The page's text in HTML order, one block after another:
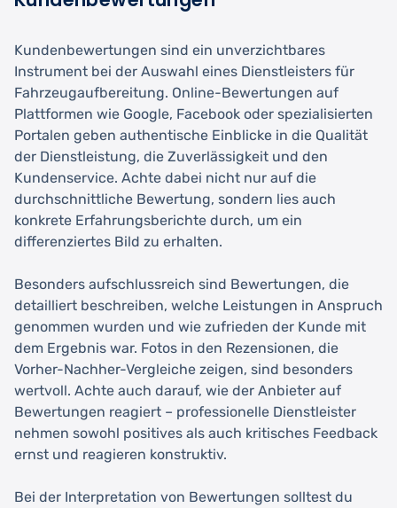
Kundenbewertungen sind ein unverzichtbares
Instrument bei der Auswahl eines Dienstleisters für
Fahrzeugaufbereitung. Online-Bewertungen auf
Plattformen wie Google, Facebook oder spezialisierten
Portalen geben authentische Einblicke in die Qualität
der Dienstleistung, die Zuverlässigkeit und den
Kundenservice. Achte dabei nicht nur auf die
durchschnittliche Bewertung, sondern lies auch
konkrete Erfahrungsberichte durch, um ein
differenziertes Bild zu erhalten.
Besonders aufschlussreich sind Bewertungen, die
detailliert beschreiben, welche Leistungen in Anspruch
genommen wurden und wie zufrieden der Kunde mit
dem Ergebnis war. Fotos in den Rezensionen, die
Vorher-Nachher-Vergleiche zeigen, sind besonders
wertvoll. Achte auch darauf, wie der Anbieter auf
Bewertungen reagiert – professionelle Dienstleister
nehmen sowohl positives als auch kritisches Feedback
ernst und reagieren konstruktiv.
Bei der Interpretation von Bewertungen solltest du